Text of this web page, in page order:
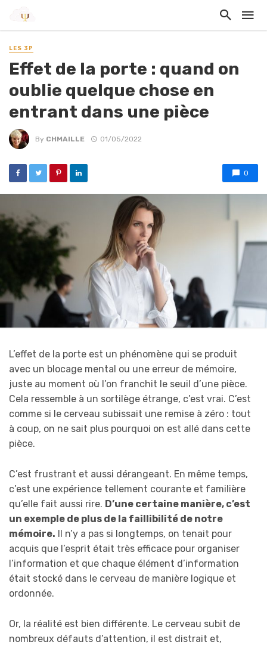
LES 3P
Effet de la porte : quand on
oublie quelque chose en
entrant dans une pièce
By CHMAILLE 01/05/2022
0
L’effet de la porte est un phénomène qui se produit
avec un blocage mental ou une erreur de mémoire,
juste au moment où l’on franchit le seuil d’une pièce.
Cela ressemble à un sortilège étrange, c’est vrai. C’est
comme si le cerveau subissait une remise à zéro : tout
à coup, on ne sait plus pourquoi on est allé dans cette
pièce.
C’est frustrant et aussi dérangeant. En même temps,
c’est une expérience tellement courante et familière
qu’elle fait aussi rire. D’une certaine manière, c’est
un exemple de plus de la faillibilité de notre
mémoire. Il n’y a pas si longtemps, on tenait pour
acquis que l’esprit était très efficace pour organiser
l’information et que chaque élément d’information
était stocké dans le cerveau de manière logique et
ordonnée.
Or, la réalité est bien différente. Le cerveau subit de
nombreux défauts d’attention, il est distrait et,